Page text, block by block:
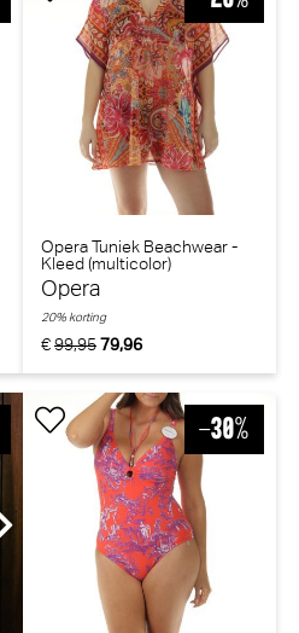
Opera Tuniek Beachwear -
Kleed (multicolor)
Opera
€99,9579,96
20% korting